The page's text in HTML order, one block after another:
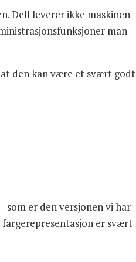
Dell leverer ikke maskinen
man
at den kan være et svært godt
som er den versjonen vi har
fargerepresentasjon er svært